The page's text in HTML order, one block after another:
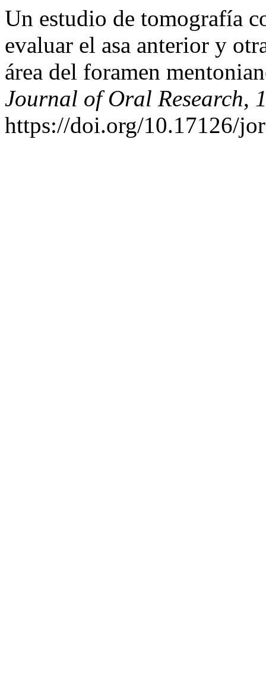
Un estudio de tomografía
evaluar el asa anterior y
área del foramen
Journal of Oral Research,
https://doi.org/10.17126/